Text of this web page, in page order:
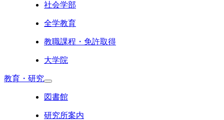
社会学部
全学教育
教職課程・免許取得
大学院
教育・研究
図書館
研究所案内